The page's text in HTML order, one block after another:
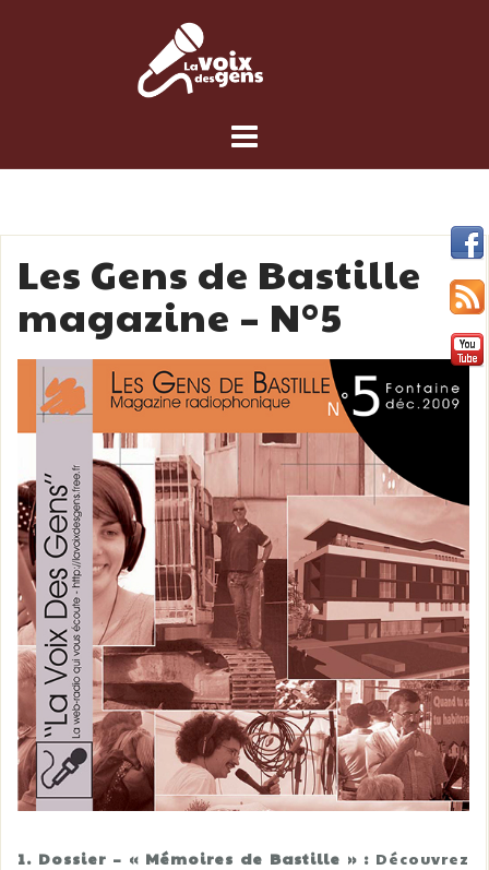
Les Gens de Bastille
magazine – N°5
1. Dossier – « Mémoires de Bastille » : Découvrez